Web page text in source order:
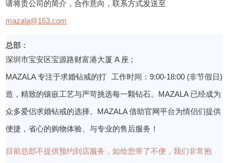
请将贵公司的简介，合作意向，联系方式发送至
mazala@163.com
总部：
深圳市宝安区宝源路财富港大厦 A 座 ;
工作时间：9:00-18:00 (非节假日)
MAZALA 专注于求婚钻戒的打
造，精致的镶嵌工艺与严苛挑选每一颗钻石。MAZALA 已经成为
众多爱侣求婚钻戒的选择。MAZALA 借助官网平台为情侣们提供
便捷，省心的购物体验、与专业的售后服务！
目前总部不提供预约到店服务，如给您带了不便，我们非常抱